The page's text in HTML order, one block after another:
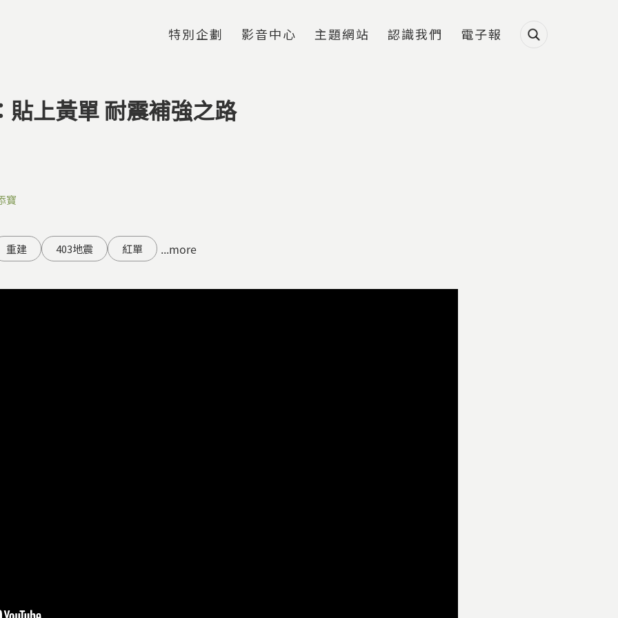
特別企劃 影音中心 主題網站 認識我們 電子報
貼上黃單 耐震補強之路
寶
重建 403地震 紅單 ...more